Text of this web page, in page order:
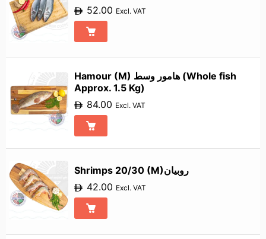
52.00 Excl. VAT
Hamour (M) هامور وسط (Whole fish
Approx. 1.5 Kg)
84.00 Excl. VAT
Shrimps 20/30 (M)روبيان
42.00 Excl. VAT